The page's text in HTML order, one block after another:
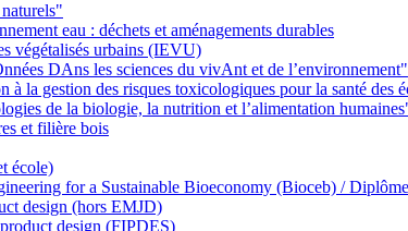
eau : déchets et aménagements durables
végétalisés urbains (IEVU)
DAns les sciences du vivAnt et de l’environnement"
la gestion des risques toxicologiques pour la santé des
de la biologie, la nutrition et l’alimentation
et filière bois
école)
for a Sustainable Bioeconomy (Bioceb) /
design (hors EMJD)
design (FIPDES)